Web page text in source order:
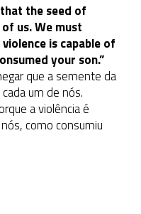
the seed of
us. We must
is capable of
your son.”
que a semente da
um de nós.
a violência é
como consumiu